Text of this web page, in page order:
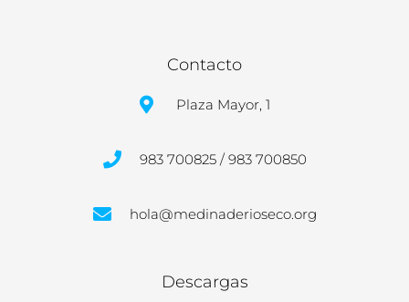
Contacto
Plaza Mayor, 1
983 700825 / 983 700850
hola@medinaderioseco.org
Descargas